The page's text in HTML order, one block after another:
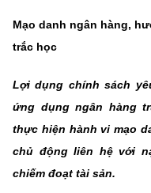
Lịch sử phát triển
Đổi mới sáng tạo
Bưu chính, Viễn thông
Tiêu chuẩn, đo
Hệ thống văn bản
Lấy ý kiến người
MST IOFFICE
THỐNG KÊ
Khoa học và Công
Đổi mới sáng tạo
Multimedia
Mạo danh ngân hàng,
trắc học
Lợi dụng chính sách
ứng dụng ngân hàng
thực hiện hành vi mạo
chủ động liên hệ với
chiếm đoạt tài sản.